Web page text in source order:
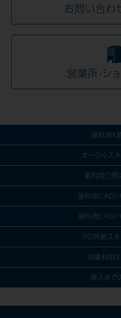
お問い合わ
営業所・シ
歯科用X
歯科用
パノラマ/セ
CR・DR
デンタル（口
IPスキャ
デンタルセ
ソフトウ
その他
X線装置選
オーラルス
歯科用口腔
歯科用
模型
スキ
デザイン
加工（
ファー
歯科用
セラミ
金属
ハイブ
［技工用
3D外貌スキ
耳鼻科用
導入まで